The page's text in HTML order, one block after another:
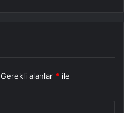
Gerekli alanlar * ile